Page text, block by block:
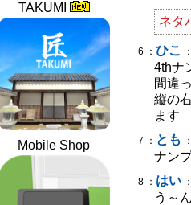
TAKUMI
Mobile Shop
ネタ
6 ： ひこ
4thナ
間違
縦の
ます
7 ： とも
ナン
8 ： はい
う～